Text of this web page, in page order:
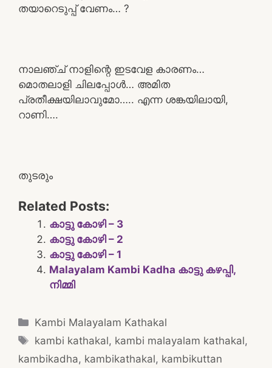
തയാറെടുപ്പ് വേണം… ?
നാലഞ്ച് നാളിന്റെ ഇടവേള കാരണം…
മൊതലാളി ചിലപ്പോൾ… അമിത
പ്രതീക്ഷയിലാവുമോ….. എന്ന ശങ്കയിലായി,
റാണി….
തുടരും
Related Posts:
കാട്ടു കോഴി – 3
കാട്ടു കോഴി – 2
കാട്ടു കോഴി – 1
Malayalam Kambi Kadha കാട്ടു കഴപ്പി,
നിമ്മി
Categories
Kambi Malayalam Kathakal
Tags
kambi kathakal, kambi malayalam kathakal,
kambikadha, kambikathakal, kambikuttan